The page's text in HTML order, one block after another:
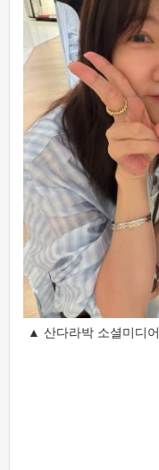
▲ 산다라박 소셜미디어